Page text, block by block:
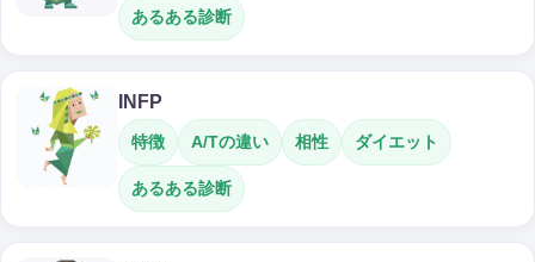
あるある診断
INFP
特徴 A/Tの違い 相性 ダイエット
あるある診断